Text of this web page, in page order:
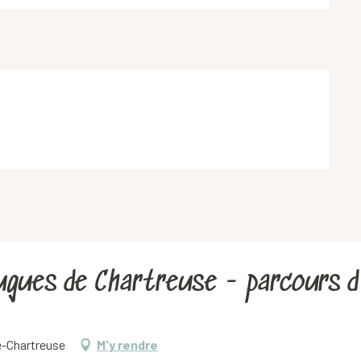
de Chartreuse - parcours
Chartreuse
M'y rendre